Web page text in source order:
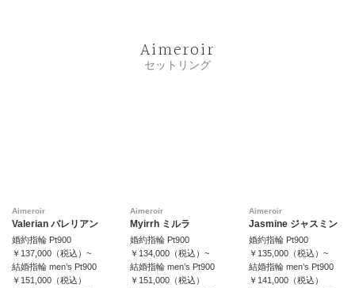
Aimeroir
セットリング
Aimeroir
Valerian バレリアン
婚約指輪 Pt900
￥137,000（税込）~
結婚指輪 men’s Pt900
￥151,000（税込）
Aimeroir
Myirrh ミルラ
婚約指輪 Pt900
￥134,000（税込）~
結婚指輪 men’s Pt900
￥151,000（税込）
Aimeroir
Jasmine ジャスミン
婚約指輪 Pt900
￥135,000（税込）~
結婚指輪 men’s Pt900
￥141,000（税込）